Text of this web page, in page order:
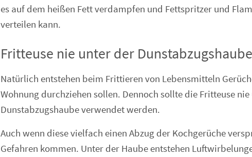
es auf dem heißen Fett verdampfen und Fettspritzer und
verteilen kann.
Fritteuse nie unter der
Natürlich entstehen beim Frittieren von Lebensmitteln
Wohnung durchziehen sollen. Dennoch sollte die Fritteuse
Dunstabzugshaube verwendet werden.
Auch wenn diese vielfach einen Abzug der Kochgerüche
Gefahren kommen. Unter der Haube entstehen